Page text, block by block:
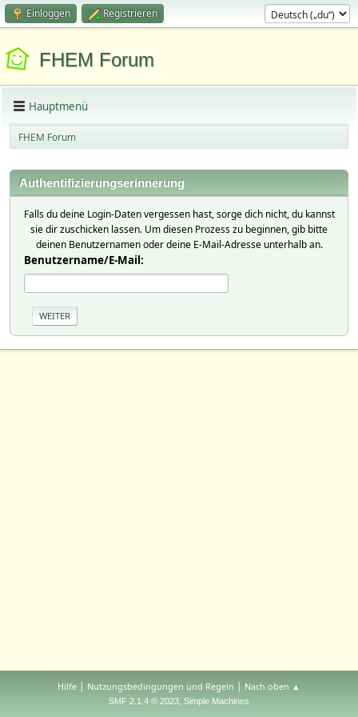
Einloggen Registrieren
FHEM Forum
Hauptmenü
FHEM Forum
Authentifizierungserinnerung
Falls du deine Login-Daten vergessen hast, sorge dich nicht, du kannst
sie dir zuschicken lassen. Um diesen Prozess zu beginnen, gib bitte
deinen Benutzernamen oder deine E-Mail-Adresse unterhalb an.
Benutzername/E-Mail:
Hilfe | Nutzungsbedingungen und Regeln | Nach oben ▲
SMF 2.1.4 © 2023, Simple Machines